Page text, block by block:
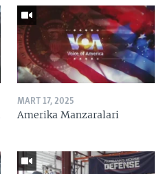
MART 17, 2025
Amerika Manzaralari